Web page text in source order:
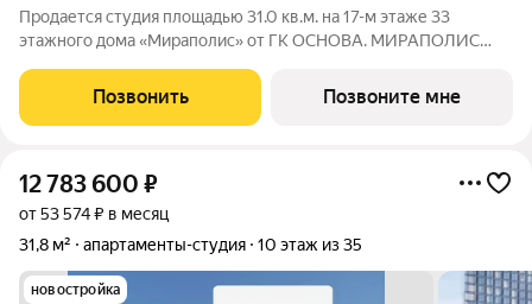
Продается студия площадью 31.0 кв.м. на 17-м этаже 33
этажного дома «Мираполис» от ГК ОСНОВА. МИРАПОЛИС
отдыха и жизни. Проект состоит из четырех башен с
авторскими стеклянными фасадами и
Позвонить Позвоните мне
12 783 600 ₽
от 53 574 ₽ в месяц
31,8 м²
апартаменты-студия 10 этаж из 35
новостройка